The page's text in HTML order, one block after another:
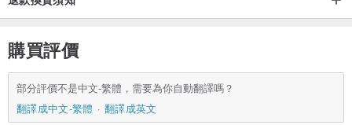
購買評價
部分評價不是中文-繁體，需要為你自動翻譯嗎？
翻譯成中文-繁體
翻譯成英文